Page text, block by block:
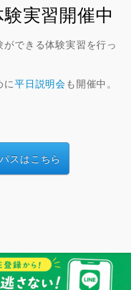
実習開催中
できる体験実習を行っ
に平日説明会 も開催中。
スはこちら